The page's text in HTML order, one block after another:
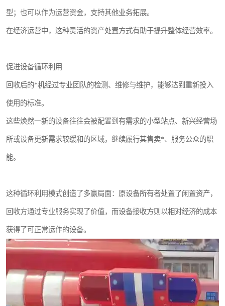
型；也可以作为运营资金，支持其他业务拓展。
在经济运营中，这种灵活的资产处置方式有助于提升整体经营效率。
促进设备循环利用
回收后的*机经过专业团队的检测、维修与维护，能够达到重新投入
使用的标准。
这些焕然一新的设备往往会被配置到有需求的小型站点、新兴经营场
所或设备更新需求较缓和的区域，继续履行其售卖*、服务公众的职
能。
这种循环利用模式创造了多赢局面：原设备所有者处置了闲置资产，
回收方通过专业服务实现了价值，而设备接收方则以相对经济的成本
获得了可正常运作的设备。